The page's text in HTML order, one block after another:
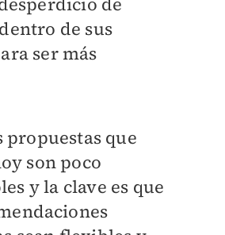
de sus
ser más
propuestas que
son poco
y la clave es que